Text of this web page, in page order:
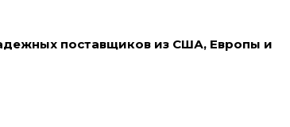
поставщиков из США, Европы и